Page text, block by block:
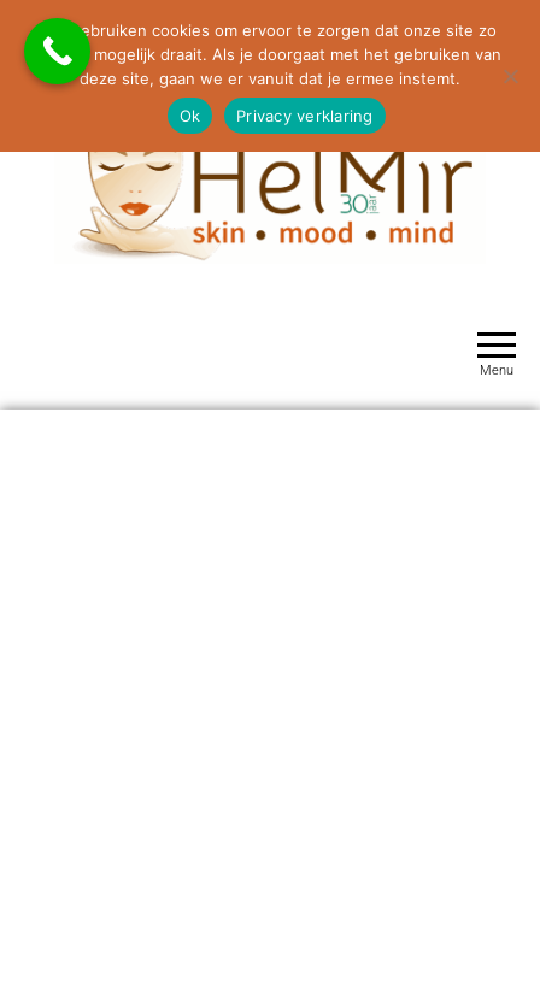
Molenaarstraat 63, 5374 GX Schaijk
0486-464264 / 06-23530490 / info@helmir.nl
HelMir Huidverbetering Schaijk
Menu
We gebruiken cookies om ervoor te zorgen dat onze site zo
soepel mogelijk draait. Als je doorgaat met het gebruiken van
deze site, gaan we er vanuit dat je ermee instemt.
Ok
Privacy verklaring